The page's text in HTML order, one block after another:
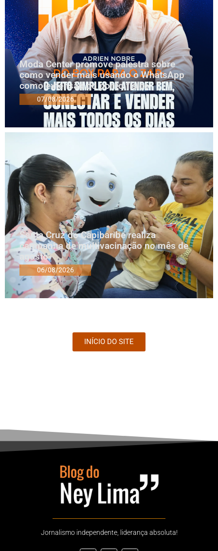
Moda Center promove palestra sobre
como vender mais usando o WhatsApp
como extensão do ponto físico
07/08/2026
Santa Cruz do Capibaribe realiza
campanha de multivacinação no mês de
agosto
06/08/2026
INÍCIO DO SITE
Jornalismo independente, liderança absoluta!